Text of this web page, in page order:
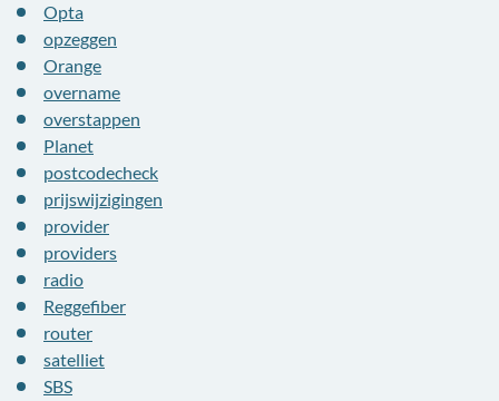
Opta
opzeggen
Orange
overname
overstappen
Planet
postcodecheck
prijswijzigingen
provider
providers
radio
Reggefiber
router
satelliet
SBS